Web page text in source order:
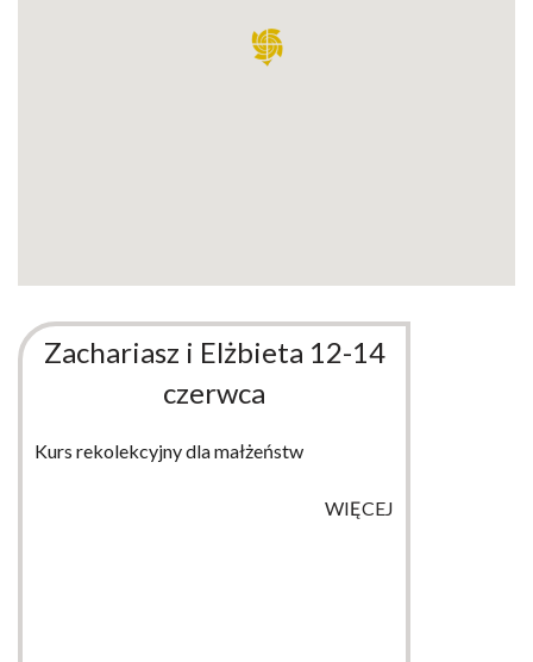
Zachariasz i Elżbieta 12-14
czerwca
Kurs rekolekcyjny dla małżeństw
WIĘCEJ